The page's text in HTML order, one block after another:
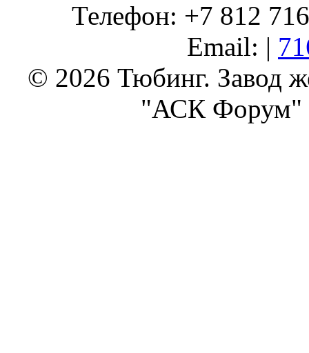
Телефон: +7 812
Email: |
© 2026 Тюбинг. Завод
"АСК Форум"